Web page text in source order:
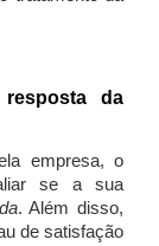
da
empresa, o
se a sua
. Além disso,
de satisfação